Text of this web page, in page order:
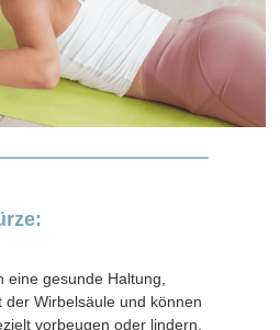
eine gesunde Haltung,
Wirbelsäule und können
vorbeugen oder lindern.